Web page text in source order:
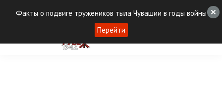
Факты о подвиге тружеников тыла Чувашии в годы войны
Перейти